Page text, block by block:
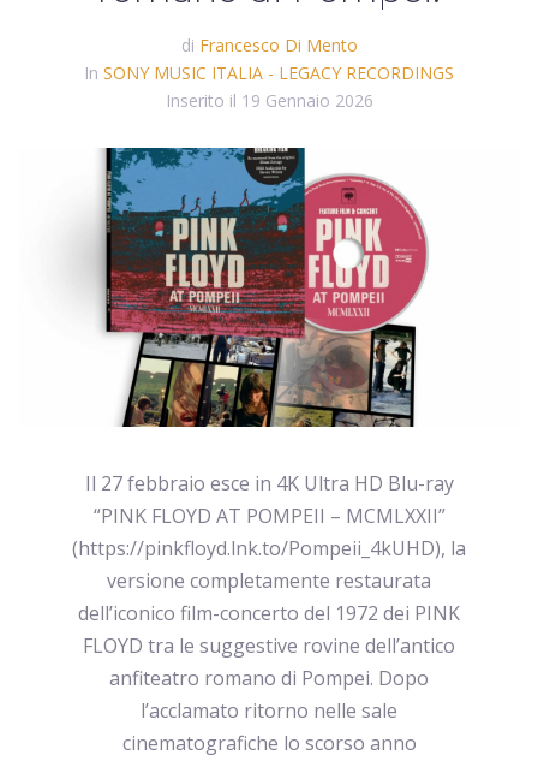
di Francesco Di Mento
In SONY MUSIC ITALIA - LEGACY RECORDINGS
Inserito il 19 Gennaio 2026
Il 27 febbraio esce in 4K Ultra HD Blu-ray
“PINK FLOYD AT POMPEII – MCMLXXII”
(https://pinkfloyd.lnk.to/Pompeii_4kUHD), la
versione completamente restaurata
dell’iconico film-concerto del 1972 dei PINK
FLOYD tra le suggestive rovine dell’antico
anfiteatro romano di Pompei. Dopo
l’acclamato ritorno nelle sale
cinematografiche lo scorso anno